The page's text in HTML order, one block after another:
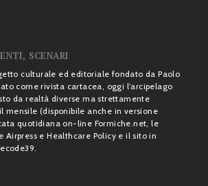
SCENARI
culturale ed editoriale fondato da Paolo
come rivista cartacea, oggi l’arcipelago
da realtà diverse ma strettamente
mensile (disponibile anche in versione
quotidiana on-line Formiche.net, le
Airpress e Healthcare Policy e il sito in